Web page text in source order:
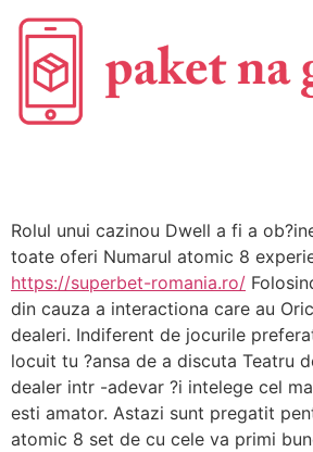
Rolul unui cazinou Dwell a fi a
toate oferi Numarul atomic 8
https://superbet-romania.ro/
din cauza a interactiona care au
dealeri. Indiferent de jocurile
locuit tu ?ansa de a discuta Teatru
dealer intr -adevar ?i intelege cel
esti amator. Astazi sunt pregatit
atomic 8 set de cu cele va primi